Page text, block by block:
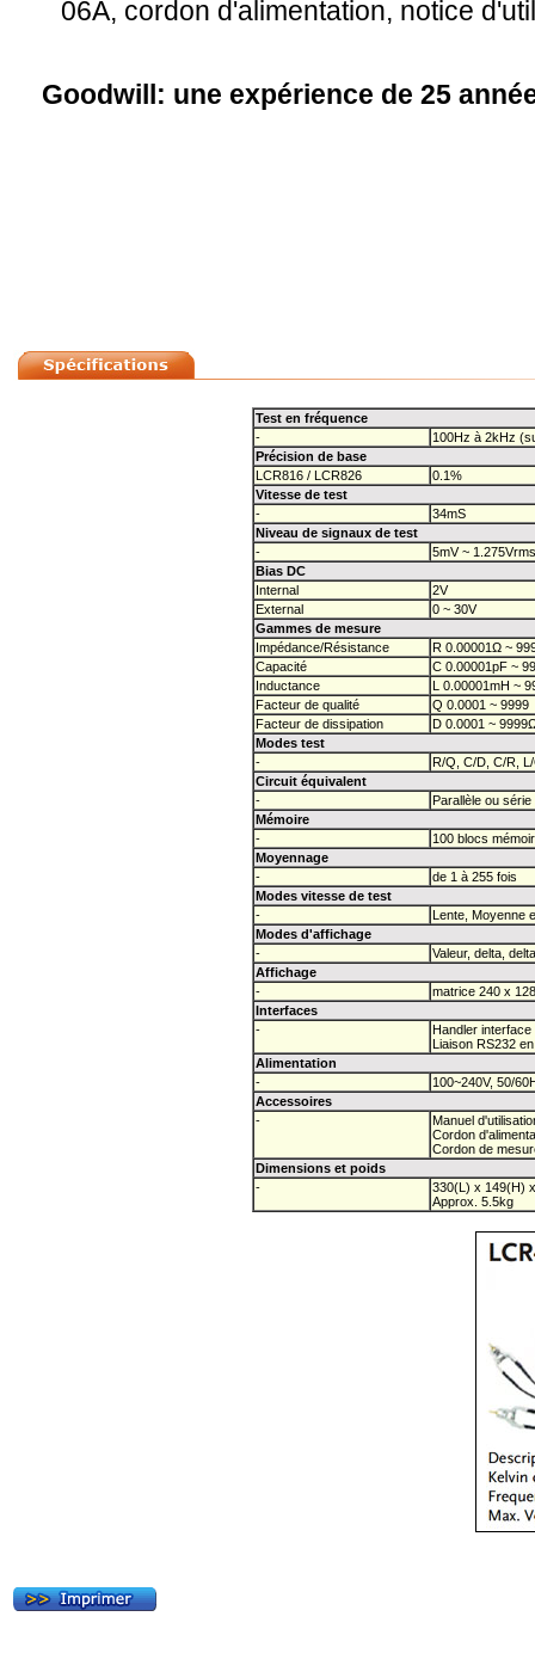
06A, cordon d'alimentation, notice
Goodwill: une expérience de 25
Test en fréquence
-
100Hz à 2kHz
Précision de base
LCR816 / LCR826
0.1%
Vitesse de test
-
34mS
Niveau de signaux de test
-
5mV ~
Bias DC
Internal
2V
External
0 ~ 30V
Gammes de mesure
Impédance/Résistance
R 0.00001Ω ~
Capacité
C 0.00001pF ~
Inductance
L 0.00001mH ~
Facteur de qualité
Q 0.0001 ~ 9999
Facteur de dissipation
D 0.0001 ~
Modes test
-
R/Q, C/D, C/R,
Circuit équivalent
-
Parallèle ou
Mémoire
-
100 blocs
Moyennage
-
de 1 à 255 fois
Modes vitesse de test
-
Lente, Moyenne
Modes d'affichage
-
Valeur, delta,
Affichage
-
matrice 240 x
Interfaces
-
Handler
Liaison RS232
Alimentation
-
100~240V, 50/
Accessoires
-
Manuel
Cordon
Cordon de
Dimensions et poids
-
330(L) x 149(H)
Approx. 5.5kg